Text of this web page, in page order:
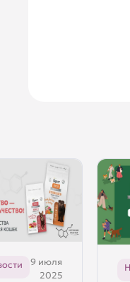
9 июля
2025